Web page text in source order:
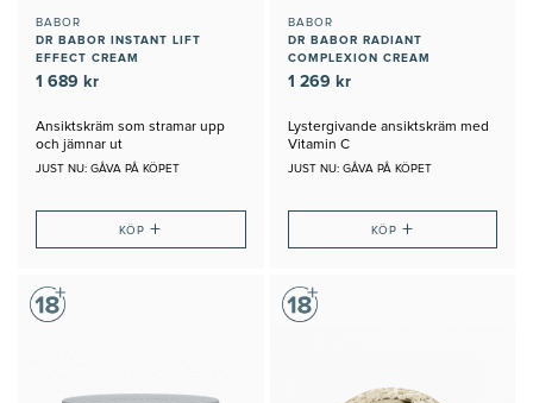
BABOR
DR BABOR INSTANT LIFT
EFFECT CREAM
1 689 kr
Ansiktskräm som stramar upp
och jämnar ut
JUST NU: GÅVA PÅ KÖPET
KÖP+
BABOR
DR BABOR RADIANT
COMPLEXION CREAM
1 269 kr
Lystergivande ansiktskräm med
Vitamin C
JUST NU: GÅVA PÅ KÖPET
KÖP +